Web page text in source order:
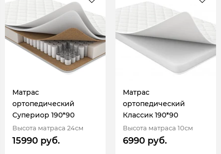
Матрас
ортопедический
Супериор 190*90
Высота матраса 24см
15990 руб.
Матрас
ортопедический
Классик 190*90
Высота матраса 10см
6990 руб.